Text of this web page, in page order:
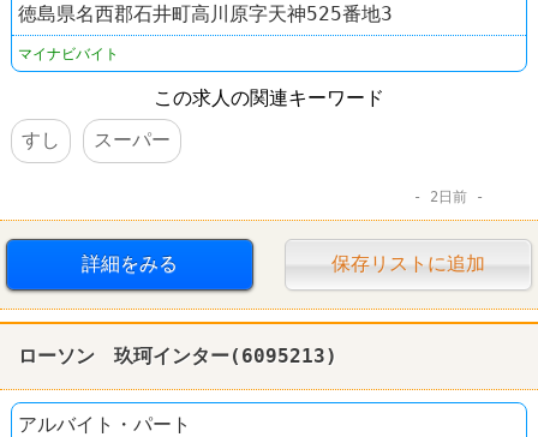
徳島県名西郡石井町高川原字天神525番地3
マイナビバイト
この求人の関連キーワード
すし
スーパー
2日前
詳細をみる 保存リストに追加
ローソン 玖珂インター(6095213)
アルバイト・パート